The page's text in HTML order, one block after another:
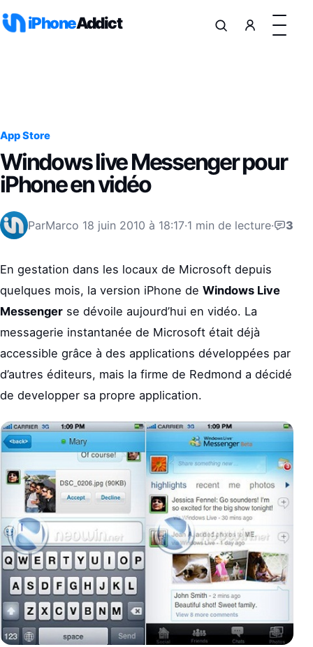
iPhoneAddict
App Store
Windows live Messenger pour
iPhone en vidéo
ParMarco 18 juin 2010 à 18:17·1 min de lecture· 3
En gestation dans les locaux de Microsoft depuis
quelques mois, la version iPhone de Windows Live
Messenger se dévoile aujourd’hui en vidéo. La
messagerie instantanée de Microsoft était déjà
accessible grâce à des applications développées par
d’autres éditeurs, mais la firme de Redmond a décidé
de developper sa propre application.